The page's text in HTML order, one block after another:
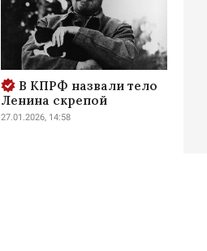
В КПРФ назвали тело
Ленина скрепой
27.01.2026, 14:58